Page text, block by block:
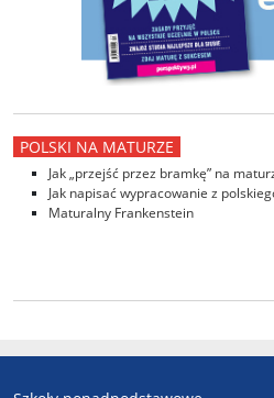
POLSKI NA MATURZE
Jak „przejść przez bramkę” na
Jak napisać wypracowanie z
Maturalny Frankenstein